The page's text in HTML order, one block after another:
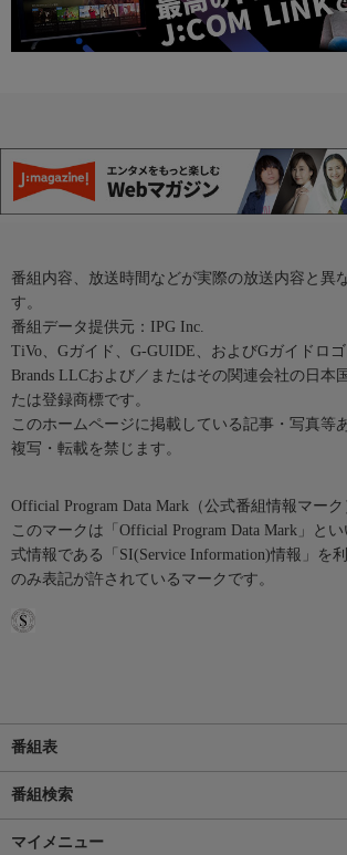
番組内容、放送時間などが実際の放送内容と異
す。
番組データ提供元：IPG Inc.
TiVo、Gガイド、G-GUIDE、およびGガイドロ
Brands LLCおよび／またはその関連会社の日本
たは登録商標です。
このホームページに掲載している記事・写真等
複写・転載を禁じます。
Official Program Data Mark（公式番組情報マーク
このマークは「Official Program Data Mark」と
式情報である「SI(Service Information)情報」を
のみ表記が許されているマークです。
番組表
番組検索
マイメニュー